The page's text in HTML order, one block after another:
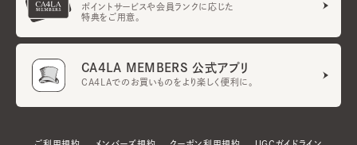
ポイントサービスや会員ランクに応じた
特典をご用意。
CA4LA MEMBERS 公式アプリ
CA4LAでのお買いものをより楽しく便利に。